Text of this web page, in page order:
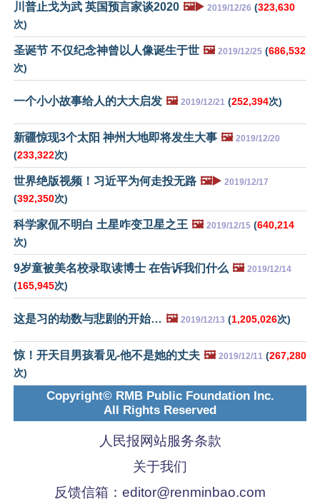
川普止戈为武 英国预言家谈2020 🖼️▶️ 2019/12/26 (323,630
次)
圣诞节 不仅纪念神曾以人像诞生于世 🖼️ 2019/12/25 (686,532
次)
一个小小故事给人的大大启发 🖼️ 2019/12/21 (252,394次)
新疆惊现3个太阳 神州大地即将发生大事 🖼️ 2019/12/20
(233,322次)
世界绝版视频！习近平为何走投无路 🖼️▶️ 2019/12/17
(392,350次)
科学家侃不明白 土星咋变卫星之王 🖼️ 2019/12/15 (640,214
次)
9岁童被美名校录取读博士 在告诉我们什么 🖼️ 2019/12/14
(165,945次)
这是习的劫数与悲剧的开始… 🖼️ 2019/12/13 (1,205,026次)
惊！开天目男孩看见-他不是她的丈夫 🖼️ 2019/12/11 (267,280
次)
Copyright© RMB Public Foundation Inc.
All Rights Reserved
人民报网站服务条款
关于我们
反馈信箱： editor@renminbao.com